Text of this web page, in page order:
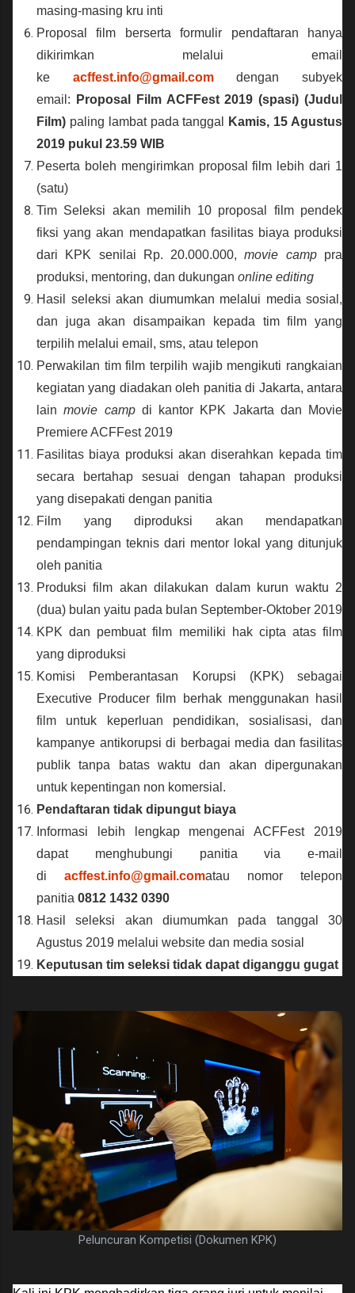
masing-masing kru inti
Proposal film berserta formulir pendaftaran hanya
dikirimkan melalui email
ke acffest.info@gmail.com
dengan subyek
email:
Proposal Film ACFFest 2019 (spasi) (Judul
Film) paling lambat pada tanggal
Kamis, 15 Agustus
2019 pukul 23.59 WIB
Peserta boleh mengirimkan proposal film lebih dari 1
(satu)
Tim Seleksi akan memilih 10 proposal film pendek
fiksi yang akan mendapatkan fasilitas biaya produksi
dari KPK senilai Rp. 20.000.000,movie camppra
produksi, mentoring, dan dukungan online editing
Hasil seleksi akan diumumkan melalui media sosial,
dan juga akan disampaikan kepada tim film yang
terpilih melalui email, sms, atau telepon
Perwakilan tim film terpilih wajib mengikuti rangkaian
kegiatan yang diadakan oleh panitia di Jakarta, antara
lainmovie campdi kantor KPK Jakarta dan Movie
Premiere ACFFest 2019
Fasilitas biaya produksi akan diserahkan kepada tim
secara bertahap sesuai dengan tahapan produksi
yang disepakati dengan panitia
Film yang diproduksi akan mendapatkan
pendampingan teknis dari mentor lokal yang ditunjuk
oleh panitia
Produksi film akan dilakukan dalam kurun waktu 2
(dua) bulan yaitu pada bulan September-Oktober 2019
KPK dan pembuat film memiliki hak cipta atas film
yang diproduksi
Komisi Pemberantasan Korupsi (KPK) sebagai
Executive Producer film berhak menggunakan hasil
film untuk keperluan pendidikan, sosialisasi, dan
kampanye antikorupsi di berbagai media dan fasilitas
publik tanpa batas waktu dan akan dipergunakan
untuk kepentingan non komersial.
Pendaftaran tidak dipungut biaya
Informasi lebih lengkap mengenai ACFFest 2019
dapat menghubungi panitia via e-mail
di acffest.info@gmail.comatau nomor telepon
panitia 0812 1432 0390
Hasil seleksi akan diumumkan pada tanggal 30
Agustus 2019 melalui website dan media sosial
Keputusan tim seleksi tidak dapat diganggu gugat
Peluncuran Kompetisi (Dokumen KPK)